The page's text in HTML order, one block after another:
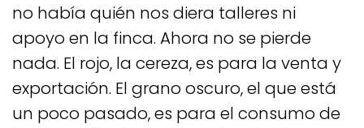
no había quién nos diera talleres ni
apoyo en la finca. Ahora no se pierde
nada. El rojo, la cereza, es para la venta y
exportación. El grano oscuro, el que está
un poco pasado, es para el consumo de